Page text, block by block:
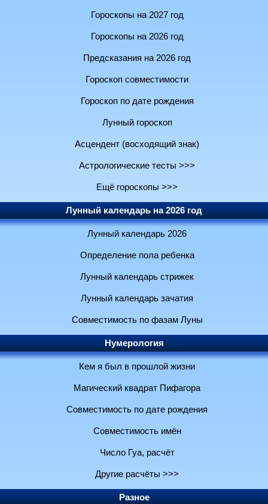
Гороскопы на 2027 год
Гороскопы на 2026 год
Предсказания на 2026 год
Гороскоп совместимости
Гороскоп по дате рождения
Лунный гороскоп
Асцендент (восходящий знак)
Астрологические тесты >>>
Ещё гороскопы >>>
Лунный календарь на 2026 год
Лунный календарь 2026
Определение пола ребенка
Лунный календарь стрижек
Лунный календарь зачатия
Совместимость по фазам Луны
Нумерология
Кем я был в прошлой жизни
Магический квадрат Пифагора
Совместимость по дате рождения
Совместимость имён
Число Гуа, расчёт
Другие расчёты >>>
Разное